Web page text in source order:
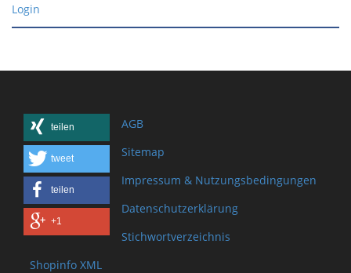
Login
teilen
tweet
teilen
+1
AGB
Sitemap
Impressum & Nutzungsbedingungen
Datenschutzerklärung
Stichwortverzeichnis
Shopinfo XML